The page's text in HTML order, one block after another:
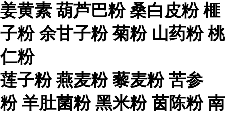
姜黄素 葫芦巴粉 桑白皮粉 榧
子粉 余甘子粉 菊粉 山药粉 桃
仁粉
莲子粉 燕麦粉 藜麦粉 苦参
粉 羊肚菌粉 黑米粉 茵陈粉 南